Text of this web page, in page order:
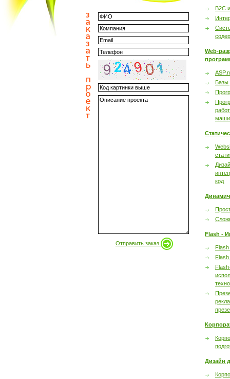
Отправить заказ
B2C
Web-
Базы
код
Flash -
Flash
Дизайн